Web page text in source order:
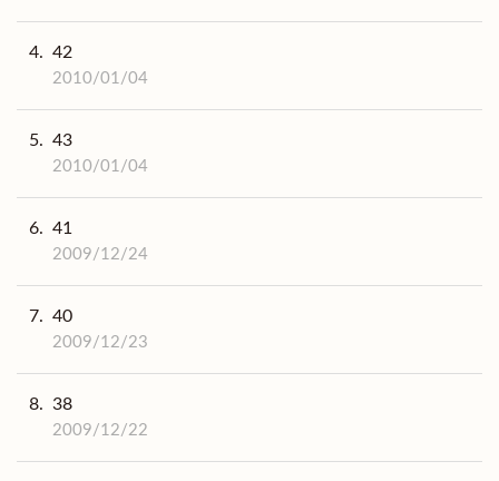
4. 42
2010/01/04
5. 43
2010/01/04
6. 41
2009/12/24
7. 40
2009/12/23
8. 38
2009/12/22